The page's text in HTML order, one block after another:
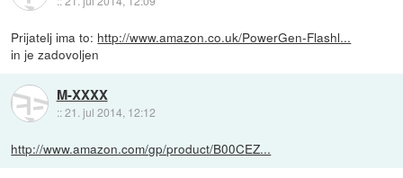
Prijatelj ima to: http://www.amazon.co.uk/PowerGen-Flashl...
in je zadovoljen
M-XXXX
::21. jul 2014, 12:12
http://www.amazon.com/gp/product/B00CEZ...